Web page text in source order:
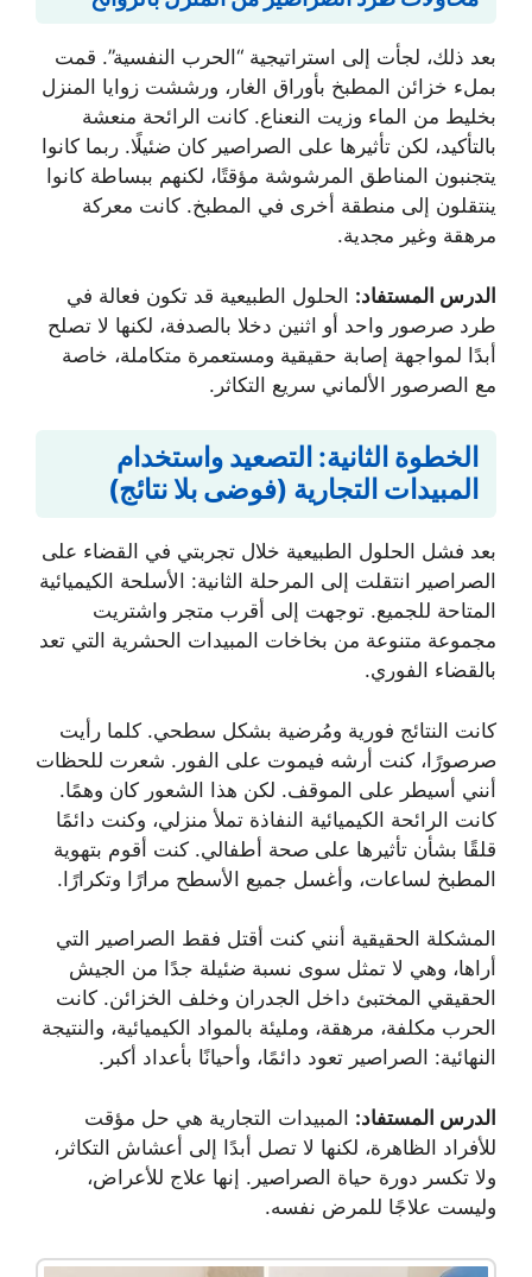
بعد ذلك، لجأت إلى استراتيجية “الحرب النفسية”. قمت
بملء خزائن المطبخ بأوراق الغار، ورششت زوايا المنزل
بخليط من الماء وزيت النعناع. كانت الرائحة منعشة
بالتأكيد، لكن تأثيرها على الصراصير كان ضئيلًا. ربما كانوا
يتجنبون المناطق المرشوشة مؤقتًا، لكنهم ببساطة كانوا
ينتقلون إلى منطقة أخرى في المطبخ. كانت معركة
مرهقة وغير مجدية.
الدرس المستفاد: الحلول الطبيعية قد تكون فعالة في
طرد صرصور واحد أو اثنين دخلا بالصدفة، لكنها لا تصلح
أبدًا لمواجهة إصابة حقيقية ومستعمرة متكاملة، خاصة
مع الصرصور الألماني سريع التكاثر.
الخطوة الثانية: التصعيد واستخدام
المبيدات التجارية (فوضى بلا نتائج)
بعد فشل الحلول الطبيعية خلال تجربتي في القضاء على
الصراصير انتقلت إلى المرحلة الثانية: الأسلحة الكيميائية
المتاحة للجميع. توجهت إلى أقرب متجر واشتريت
مجموعة متنوعة من بخاخات المبيدات الحشرية التي تعد
بالقضاء الفوري.
كانت النتائج فورية ومُرضية بشكل سطحي. كلما رأيت
صرصورًا، كنت أرشه فيموت على الفور. شعرت للحظات
أنني أسيطر على الموقف. لكن هذا الشعور كان وهمًا.
كانت الرائحة الكيميائية النفاذة تملأ منزلي، وكنت دائمًا
قلقًا بشأن تأثيرها على صحة أطفالي. كنت أقوم بتهوية
المطبخ لساعات، وأغسل جميع الأسطح مرارًا وتكرارًا.
المشكلة الحقيقية أنني كنت أقتل فقط الصراصير التي
أراها، وهي لا تمثل سوى نسبة ضئيلة جدًا من الجيش
الحقيقي المختبئ داخل الجدران وخلف الخزائن. كانت
الحرب مكلفة، مرهقة، ومليئة بالمواد الكيميائية، والنتيجة
النهائية: الصراصير تعود دائمًا، وأحيانًا بأعداد أكبر.
الدرس المستفاد: المبيدات التجارية هي حل مؤقت
للأفراد الظاهرة، لكنها لا تصل أبدًا إلى أعشاش التكاثر،
ولا تكسر دورة حياة الصراصير. إنها علاج للأعراض،
وليست علاجًا للمرض نفسه.